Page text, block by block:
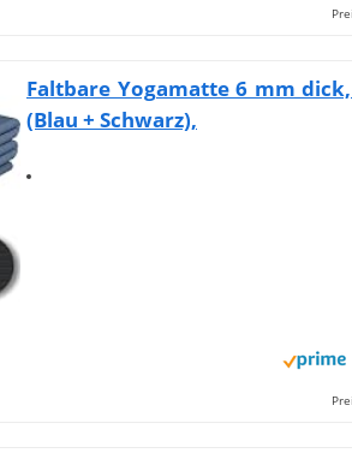
Faltbare Yogamatte 6 mm dick,
(Blau + Schwarz),